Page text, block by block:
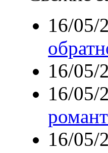
16/05/
16/05/
16/05/
16/05/